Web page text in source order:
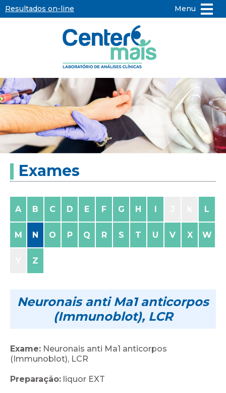
Resultados on-line Menu
Center
Mais
-
Laboratório
Análises
Exames
A B C D E F G H I L
M N O P Q R S T U V X W
Z
Neuronais anti Ma1 anticorpos
(Immunoblot), LCR
Exame: Neuronais anti Ma1 anticorpos
(Immunoblot), LCR
Preparação: liquor EXT